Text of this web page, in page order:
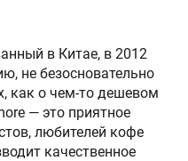
в Китае, в 2012
не безосновательно
как о чем-то дешевом
— это приятное
любителей кофе
качественное